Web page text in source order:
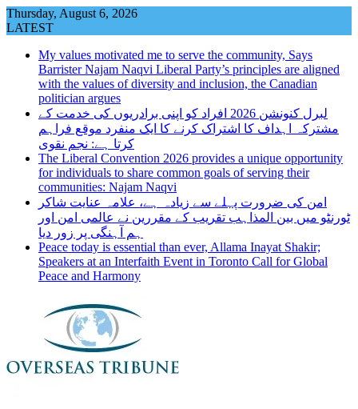
Skip
to
Thursday, August 6, 2026
LATEST
My values motivated me to serve the community, Says
Barrister Najam Naqvi Liberal Party’s principles are aligned
with the values of diversity and inclusion, the Canadian
politician argues
لبرل کنونشن 2026 افراد کو اپنی برادریوں کی خدمت کے
مشترکہ اہداف کا اشتراک کرنے کا ایک منفرد موقع فراہم
کرتا ہے: نجم نقوی
The Liberal Convention 2026 provides a unique opportunity
for individuals to share common goals of serving their
communities: Najam Naqvi
امن کی ضرورت پہلے سے زیادہ ہے، علامہ عنایت شاکر
ٹورنٹو میں بین المذاہب تقریب کے مقررین نے عالمی امن اور
ہم آہنگی پر زور دیا
Peace today is essential than ever, Allama Inayat Shakir;
Speakers at an Interfaith Event in Toronto Call for Global
Peace and Harmony